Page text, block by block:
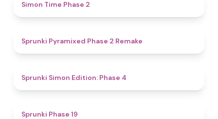
Simon Time Phase 2
Sprunki Pyramixed Phase 2 Remake
Sprunki Simon Edition: Phase 4
Sprunki Phase 19